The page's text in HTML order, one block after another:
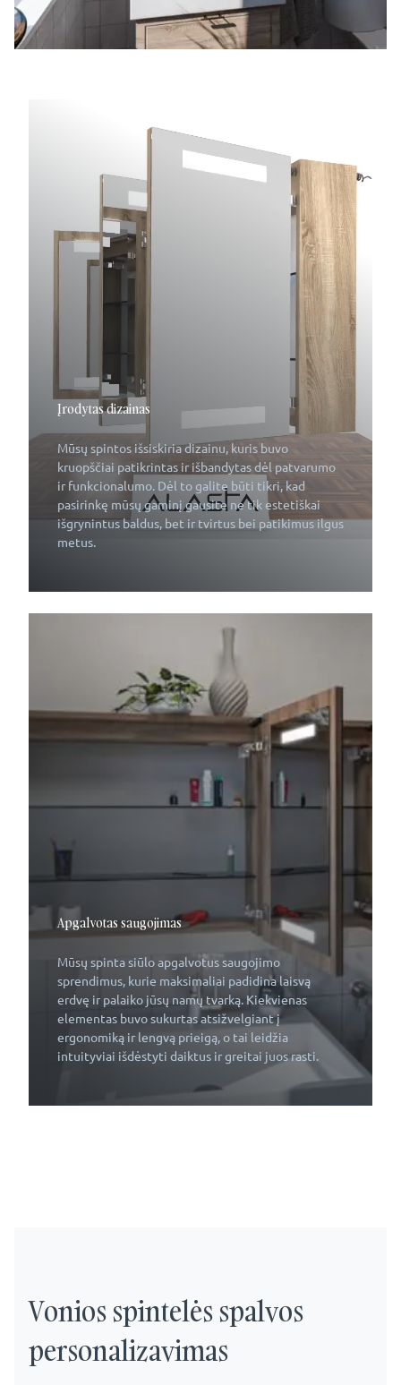
Įrodytas dizainas
Mūsų spintos išsiskiria dizainu, kuris buvo
kruopščiai patikrintas ir išbandytas dėl patvarumo
ir funkcionalumo. Dėl to galite būti tikri, kad
pasirinkę mūsų gaminį gausite ne tik estetiškai
išgrynintus baldus, bet ir tvirtus bei patikimus ilgus
metus.
Apgalvotas saugojimas
Mūsų spinta siūlo apgalvotus saugojimo
sprendimus, kurie maksimaliai padidina laisvą
erdvę ir palaiko jūsų namų tvarką. Kiekvienas
elementas buvo sukurtas atsižvelgiant į
ergonomiką ir lengvą prieigą, o tai leidžia
intuityviai išdėstyti daiktus ir greitai juos rasti.
Vonios spintelės spalvos
personalizavimas